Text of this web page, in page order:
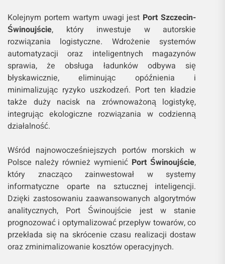
Kolejnym portem wartym uwagi jest Port Szczecin-
Świnoujście, który inwestuje w autorskie
rozwiązania logistyczne. Wdrożenie systemów
automatyzacji oraz inteligentnych magazynów
sprawia, że obsługa ładunków odbywa się
błyskawicznie, eliminując opóźnienia i
minimalizując ryzyko uszkodzeń. Port ten kładzie
także duży nacisk na zrównoważoną logistykę,
integrując ekologiczne rozwiązania w codzienną
działalność.
Wśród najnowocześniejszych portów morskich w
Polsce należy również wymienić Port Świnoujście,
który znacząco zainwestował w systemy
informatyczne oparte na sztucznej inteligencji.
Dzięki zastosowaniu zaawansowanych algorytmów
analitycznych, Port Świnoujście jest w stanie
prognozować i optymalizować przepływ towarów, co
przekłada się na skrócenie czasu realizacji dostaw
oraz zminimalizowanie kosztów operacyjnych.